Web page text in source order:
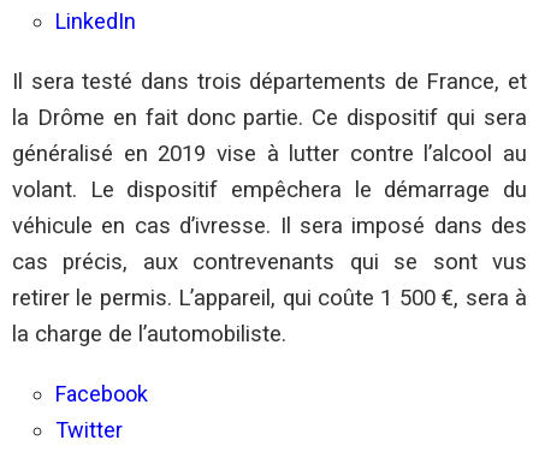
LinkedIn
Il sera testé dans trois départements de France, et
la Drôme en fait donc partie. Ce dispositif qui sera
généralisé en 2019 vise à lutter contre l’alcool au
volant. Le dispositif empêchera le démarrage du
véhicule en cas d’ivresse. Il sera imposé dans des
cas précis, aux contrevenants qui se sont vus
retirer le permis. L’appareil, qui coûte 1 500 €, sera à
la charge de l’automobiliste.
Facebook
Twitter